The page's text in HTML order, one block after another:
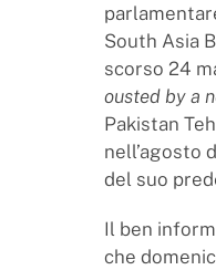
South Asia
scorso 24
ousted by a
Pakistan
nell’agosto
del suo
Il ben
che